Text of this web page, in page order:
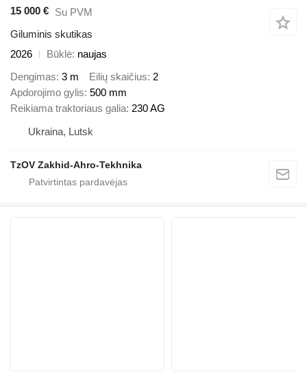
15 000 € Su PVM
Giluminis skutikas
2026
Būklė naujas
Dengimas 3 m Eilių skaičius 2
Apdorojimo gylis 500 mm
Reikiama traktoriaus galia 230 AG
Ukraina, Lutsk
TzOV Zakhid-Ahro-Tekhnika